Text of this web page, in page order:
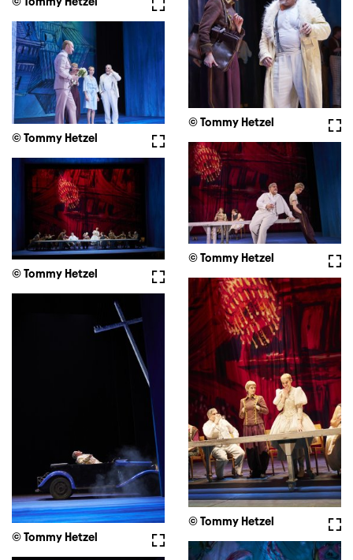
© Tommy Hetzel
Vollbild
© Tommy Hetzel
© Tommy Hetzel
Vollbild
© Tommy Hetzel
© Tommy Hetzel
Vollbild
© Tommy Hetzel